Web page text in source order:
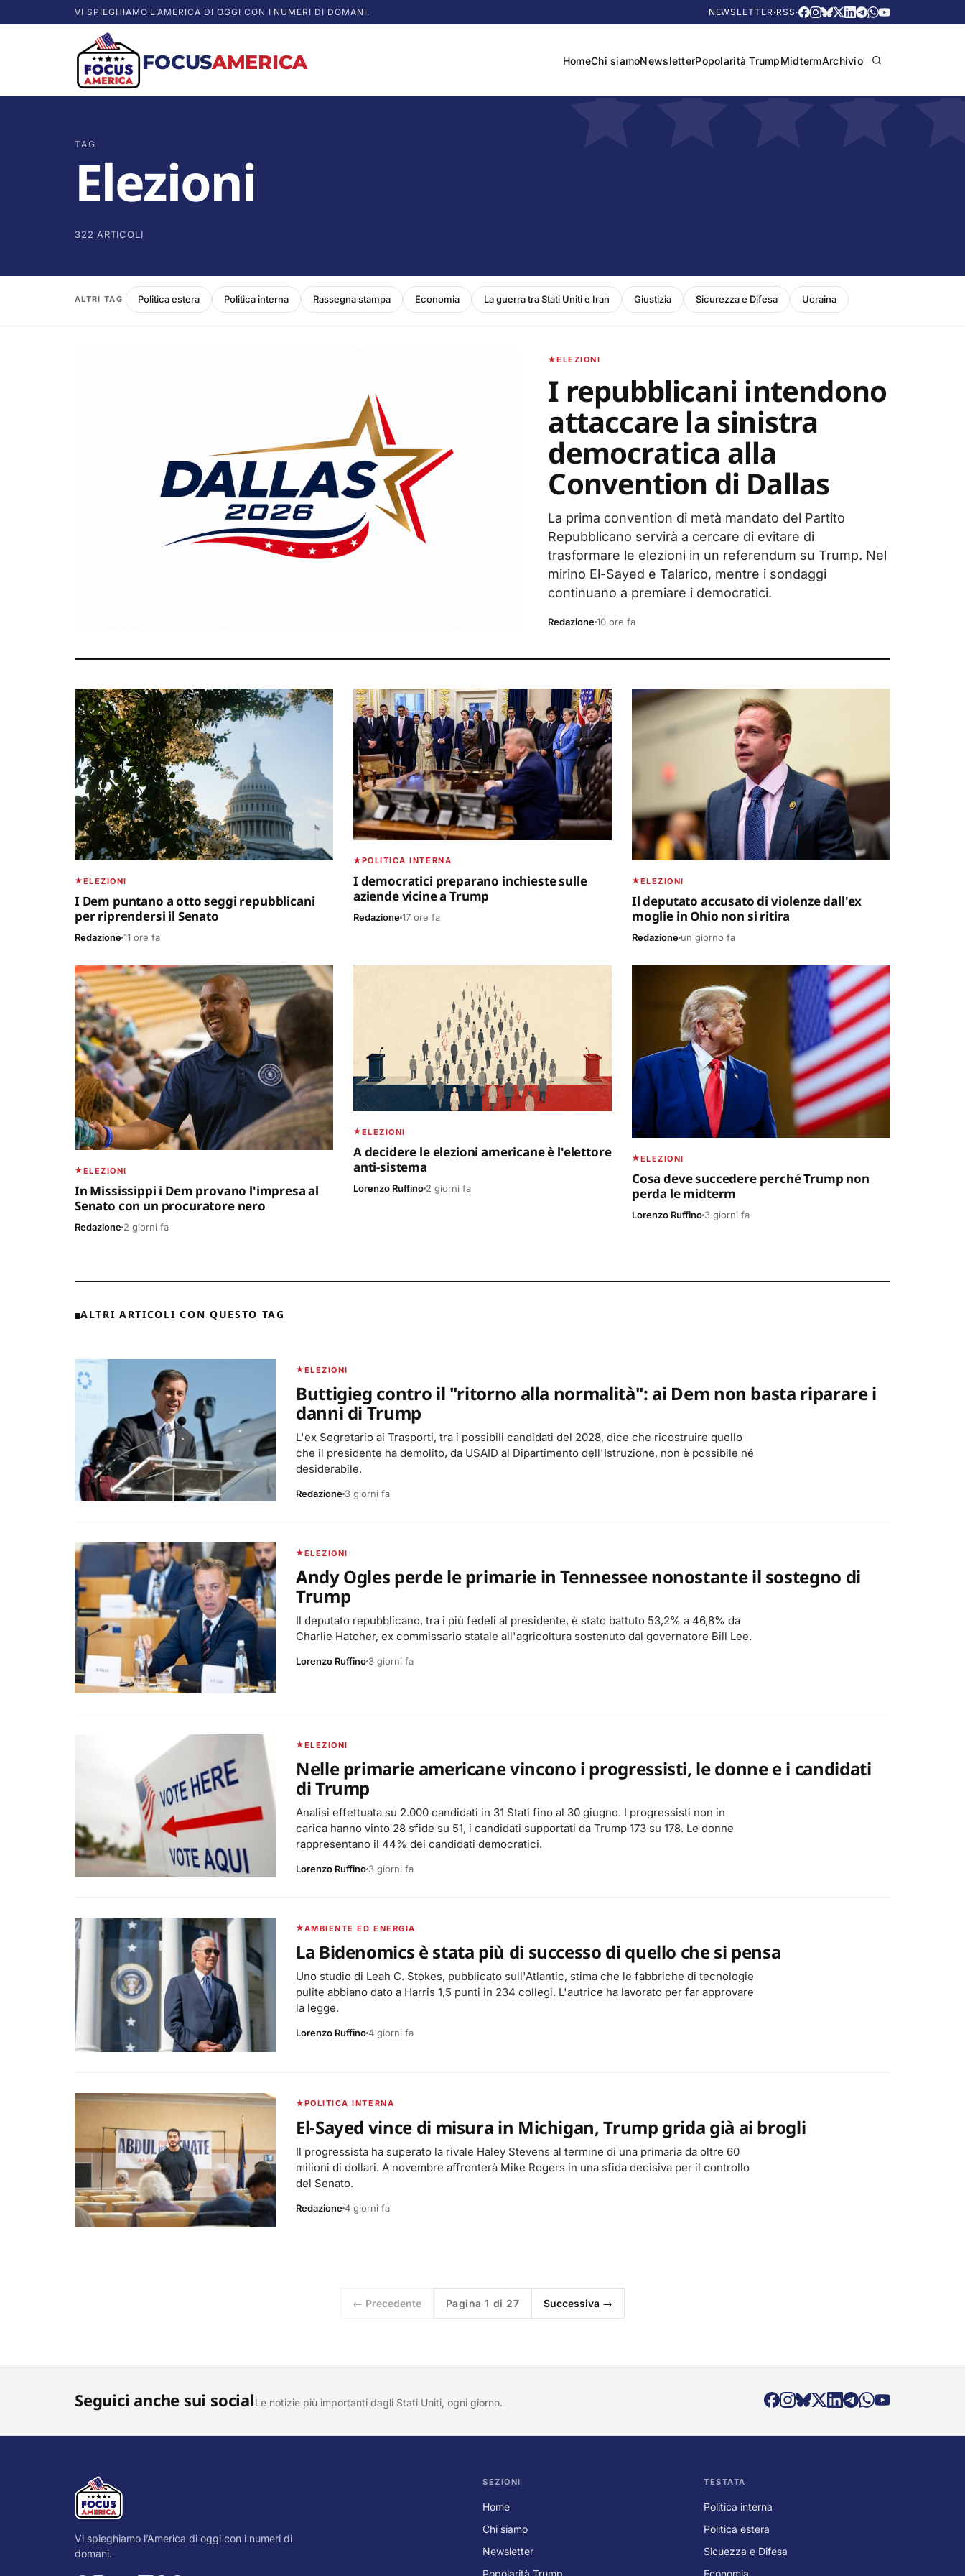
VI SPIEGHIAMO L’AMERICA DI OGGI CON I NUMERI DI DOMANI. NEWSLETTER·RSS ·
FOCUSAMERICA HomeChi siamoNewsletterPopolarità TrumpMidtermArchivio
TAG
Elezioni
322 ARTICOLI
ALTRI TAG Politica estera Politica interna Rassegna stampa Economia La guerra tra Stati Uniti e Iran Giustizia Sicurezza e Difesa Ucraina
ELEZIONI
I repubblicani intendono
attaccare la sinistra
democratica alla
Convention di Dallas
La prima convention di metà mandato del Partito
Repubblicano servirà a cercare di evitare di
trasformare le elezioni in un referendum su Trump. Nel
mirino El-Sayed e Talarico, mentre i sondaggi
continuano a premiare i democratici.
Redazione10 ore fa
ELEZIONI
I Dem puntano a otto seggi repubblicani
per riprendersi il Senato
Redazione11 ore fa
POLITICA INTERNA
I democratici preparano inchieste sulle
aziende vicine a Trump
Redazione17 ore fa
ELEZIONI
Il deputato accusato di violenze dall'ex
moglie in Ohio non si ritira
Redazione un giorno fa
ELEZIONI
In Mississippi i Dem provano l'impresa al
Senato con un procuratore nero
Redazione 2 giorni fa
ELEZIONI
A decidere le elezioni americane è l'elettore
anti-sistema
Lorenzo Ruffino 2 giorni fa
ELEZIONI
Cosa deve succedere perché Trump non
perda le midterm
Lorenzo Ruffino 3 giorni fa
ALTRI ARTICOLI CON QUESTO TAG
ELEZIONI
Buttigieg contro il "ritorno alla normalità": ai Dem non basta riparare i
danni di Trump
L'ex Segretario ai Trasporti, tra i possibili candidati del 2028, dice che ricostruire quello
che il presidente ha demolito, da USAID al Dipartimento dell'Istruzione, non è possibile né
desiderabile.
Redazione 3 giorni fa
ELEZIONI
Andy Ogles perde le primarie in Tennessee nonostante il sostegno di
Trump
Il deputato repubblicano, tra i più fedeli al presidente, è stato battuto 53,2% a 46,8% da
Charlie Hatcher, ex commissario statale all'agricoltura sostenuto dal governatore Bill Lee.
Lorenzo Ruffino 3 giorni fa
ELEZIONI
Nelle primarie americane vincono i progressisti, le donne e i candidati
di Trump
Analisi effettuata su 2.000 candidati in 31 Stati fino al 30 giugno. I progressisti non in
carica hanno vinto 28 sfide su 51, i candidati supportati da Trump 173 su 178. Le donne
rappresentano il 44% dei candidati democratici.
Lorenzo Ruffino 3 giorni fa
AMBIENTE ED ENERGIA
La Bidenomics è stata più di successo di quello che si pensa
Uno studio di Leah C. Stokes, pubblicato sull'Atlantic, stima che le fabbriche di tecnologie
pulite abbiano dato a Harris 1,5 punti in 234 collegi. L'autrice ha lavorato per far approvare
la legge.
Lorenzo Ruffino4 giorni fa
POLITICA INTERNA
El-Sayed vince di misura in Michigan, Trump grida già ai brogli
Il progressista ha superato la rivale Haley Stevens al termine di una primaria da oltre 60
milioni di dollari. A novembre affronterà Mike Rogers in una sfida decisiva per il controllo
del Senato.
Redazione4 giorni fa
← Precedente Pagina 1 di 27 Successiva →
Seguici anche sui socialLe notizie più importanti dagli Stati Uniti, ogni giorno.
Vi spieghiamo l’America di oggi con i numeri di
domani.
SEZIONI
Home
Chi siamo
Newsletter
Popolarità Trump
TESTATA
Politica interna
Politica estera
Sicuezza e Difesa
Economia